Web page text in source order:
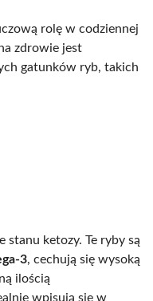
rolę w codziennej
zdrowie jest
gatunków ryb, takich
stanu ketozy. Te ryby są
3, cechują się wysoką
ilością
wpisują się w